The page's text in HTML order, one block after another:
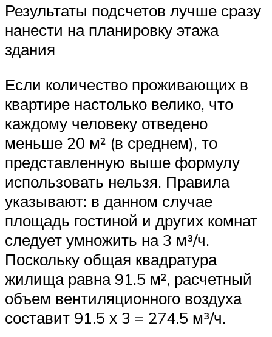
Результаты подсчетов лучше сразу
нанести на планировку этажа
здания
Если количество проживающих в
квартире настолько велико, что
каждому человеку отведено
меньше 20 м² (в среднем), то
представленную выше формулу
использовать нельзя. Правила
указывают: в данном случае
площадь гостиной и других комнат
следует умножить на 3 м³/ч.
Поскольку общая квадратура
жилища равна 91.5 м², расчетный
объем вентиляционного воздуха
составит 91.5 х 3 = 274.5 м³/ч.